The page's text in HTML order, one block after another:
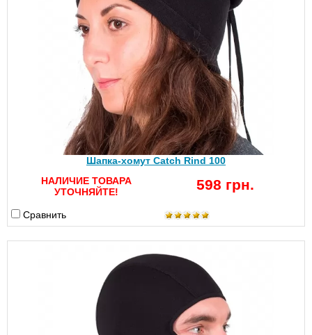
Шапка-хомут Catch Rind 100
НАЛИЧИЕ ТОВАРА
УТОЧНЯЙТЕ!
598 грн.
Сравнить